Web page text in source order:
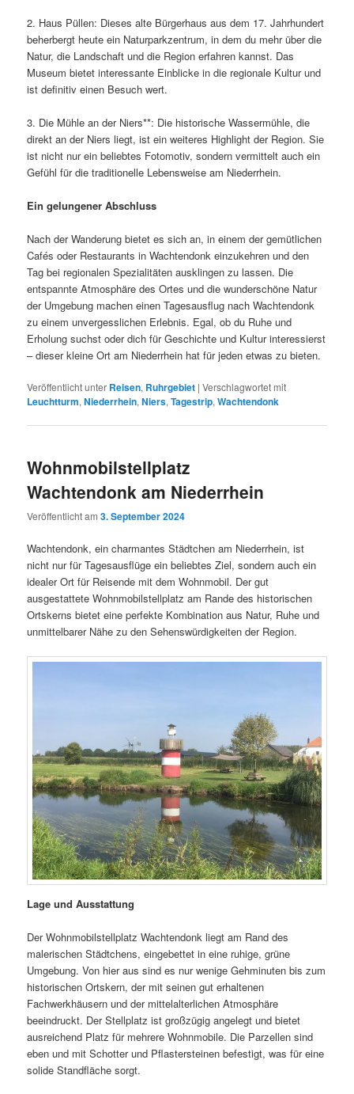
2. Haus Püllen: Dieses alte Bürgerhaus aus dem 17. Jahrhundert
beherbergt heute ein Naturparkzentrum, in dem du mehr über die
Natur, die Landschaft und die Region erfahren kannst. Das
Museum bietet interessante Einblicke in die regionale Kultur und
ist definitiv einen Besuch wert.
3. Die Mühle an der Niers**: Die historische Wassermühle, die
direkt an der Niers liegt, ist ein weiteres Highlight der Region. Sie
ist nicht nur ein beliebtes Fotomotiv, sondern vermittelt auch ein
Gefühl für die traditionelle Lebensweise am Niederrhein.
Ein gelungener Abschluss
Nach der Wanderung bietet es sich an, in einem der gemütlichen
Cafés oder Restaurants in Wachtendonk einzukehren und den
Tag bei regionalen Spezialitäten ausklingen zu lassen. Die
entspannte Atmosphäre des Ortes und die wunderschöne Natur
der Umgebung machen einen Tagesausflug nach Wachtendonk
zu einem unvergesslichen Erlebnis. Egal, ob du Ruhe und
Erholung suchst oder dich für Geschichte und Kultur interessierst
– dieser kleine Ort am Niederrhein hat für jeden etwas zu bieten.
Veröffentlicht unter Reisen, Ruhrgebiet |Verschlagwortet mit
Leuchtturm,Niederrhein,Niers,Tagestrip,Wachtendonk
Wohnmobilstellplatz
Wachtendonk am Niederrhein
Veröffentlicht am3. September 2024
Wachtendonk, ein charmantes Städtchen am Niederrhein, ist
nicht nur für Tagesausflüge ein beliebtes Ziel, sondern auch ein
idealer Ort für Reisende mit dem Wohnmobil. Der gut
ausgestattete Wohnmobilstellplatz am Rande des historischen
Ortskerns bietet eine perfekte Kombination aus Natur, Ruhe und
unmittelbarer Nähe zu den Sehenswürdigkeiten der Region.
Lage und Ausstattung
Der Wohnmobilstellplatz Wachtendonk liegt am Rand des
malerischen Städtchens, eingebettet in eine ruhige, grüne
Umgebung. Von hier aus sind es nur wenige Gehminuten bis zum
historischen Ortskern, der mit seinen gut erhaltenen
Fachwerkhäusern und der mittelalterlichen Atmosphäre
beeindruckt. Der Stellplatz ist großzügig angelegt und bietet
ausreichend Platz für mehrere Wohnmobile. Die Parzellen sind
eben und mit Schotter und Pflastersteinen befestigt, was für eine
solide Standfläche sorgt.